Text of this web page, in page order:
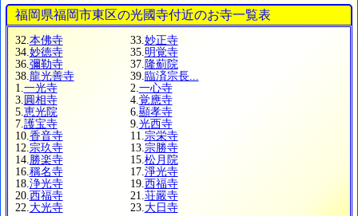
福岡県福岡市東区の光國寺付近のお寺一覧表
32. 本佛寺 33. 妙正寺
34. 妙徳寺 35. 明覚寺
36. 彌勒寺 37. 隆薊院
38. 龍光善寺 39. 臨済宗長...
1. 一光寺 2. 一心寺
3. 圓相寺 4. 覚應寺
5. 恵光院 6. 顯孝寺
7. 護宝寺 9. 光西寺
10. 香音寺 11. 宗栄寺
12. 宗玖寺 13. 宗勝寺
14. 勝楽寺 15. 松月院
16. 稱名寺 17. 淨光寺
18. 浄光寺 19. 西福寺
20. 西福寺 21. 荘嚴寺
22. 大光寺 23. 大日寺